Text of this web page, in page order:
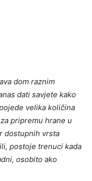
dom raznim
dati savjete kako
velika količina
pripremu hrane u
dostupnih vrsta
postoje trenuci kada
osobito ako